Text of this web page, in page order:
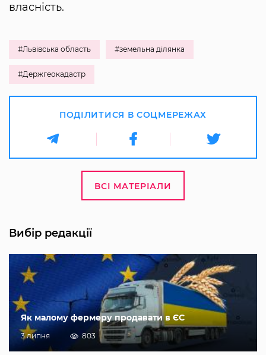
власність.
#Львівська область #земельна ділянка
#Держгеокадастр
ПОДІЛИТИСЯ В СОЦМЕРЕЖАХ
ВСІ МАТЕРІАЛИ
Вибір редакції
Як малому фермеру продавати в ЄС
3 липня 803